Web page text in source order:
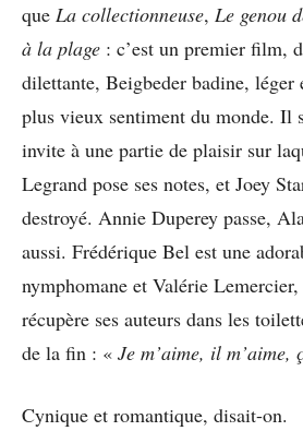
que La collectionneuse, Le genou
à la plage : c’est un premier film,
dilettante, Beigbeder badine,
plus vieux sentiment du monde. Il
invite à une partie de plaisir sur
Legrand pose ses notes, et Joey
destroyé. Annie Duperey passe,
aussi. Frédérique Bel est une
nymphomane et Valérie
récupère ses auteurs dans les
de la fin : « Je m’aime, il m’aime,
Cynique et romantique, disait-on.